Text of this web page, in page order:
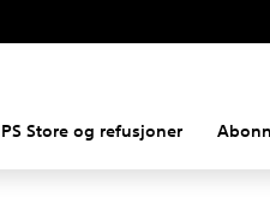
PS Store og refusjoner